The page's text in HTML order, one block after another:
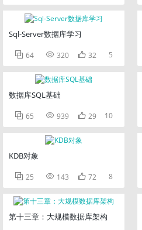
Sql-Server数据库学习
 64  320  32 5
数据库SQL基础
 65  939  29 10
KDB对象
 25  143  72 8
第十三章：大规模数据库架构